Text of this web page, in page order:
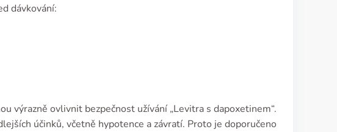
dávkování:
výrazně ovlivnit bezpečnost užívání „Levitra s dapoxetinem“.
účinků, včetně hypotence a závratí. Proto je doporučeno